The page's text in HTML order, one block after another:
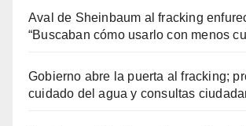
Aval de Sheinbaum al fracking
“Buscaban cómo usarlo con menos
Gobierno abre la puerta al fracking;
cuidado del agua y consultas